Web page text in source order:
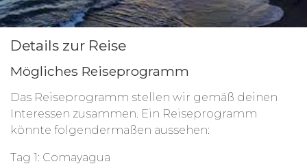
Details zur Reise
Mögliches Reiseprogramm
Das Reiseprogramm stellen wir gemäß deinen
Interessen zusammen. Ein Reiseprogramm
könnte folgendermaßen aussehen:
Tag 1: Comayagua